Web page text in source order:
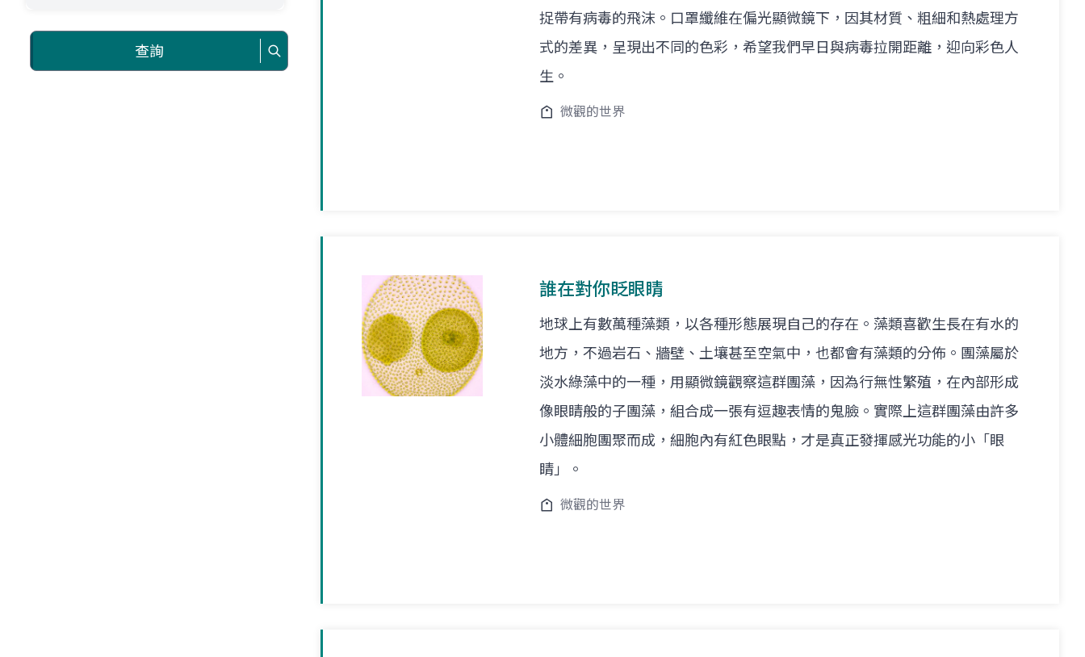
查詢
捉帶有病毒的飛沫。口罩纖維在偏光顯微鏡下，因其材質、粗細和熱處理方
式的差異，呈現出不同的色彩，希望我們早日與病毒拉開距離，迎向彩色人
生。
微觀的世界
誰在對你眨眼睛
地球上有數萬種藻類，以各種形態展現自己的存在。藻類喜歡生長在有水的
地方，不過岩石、牆壁、土壤甚至空氣中，也都會有藻類的分佈。團藻屬於
淡水綠藻中的一種，用顯微鏡觀察這群團藻，因為行無性繁殖，在內部形成
像眼睛般的子團藻，組合成一張有逗趣表情的鬼臉。實際上這群團藻由許多
小體細胞團聚而成，細胞內有紅色眼點，才是真正發揮感光功能的小「眼
睛」。
微觀的世界